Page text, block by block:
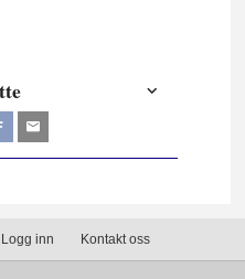
Logg inn Kontakt oss